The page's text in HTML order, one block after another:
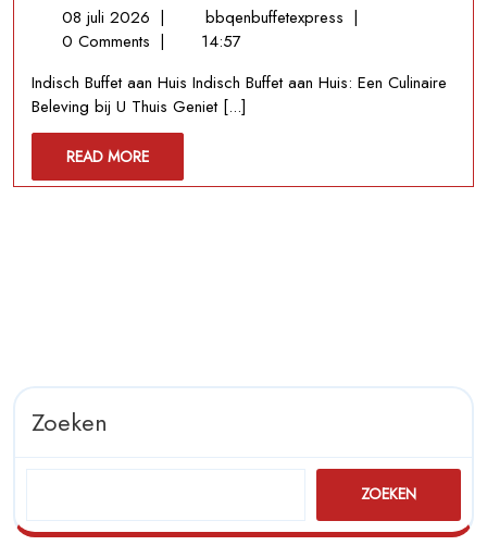
08 juli 2026 08
juli
| bbqenbuffetexpress Geniet
Smakelijk
Huis
|
0 Comments |
14:57
Indisch Buffet aan Huis Indisch Buffet aan Huis: Een Culinaire
Beleving bij U Thuis Geniet [...]
READ MOREREAD
MORE
Zoeken
ZOEKEN